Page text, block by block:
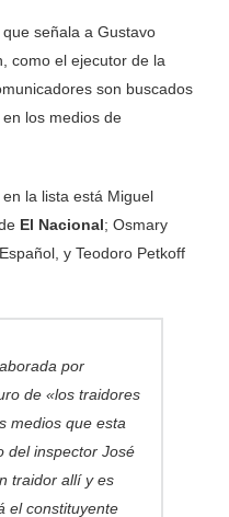
señala a Gustavo
como el ejecutor de la
son buscados
los medios de
la lista está Miguel
El Nacional; Osmary
y Teodoro Petkoff
por
de «los traidores
medios que esta
del inspector José
traidor allí y es
el constituyente